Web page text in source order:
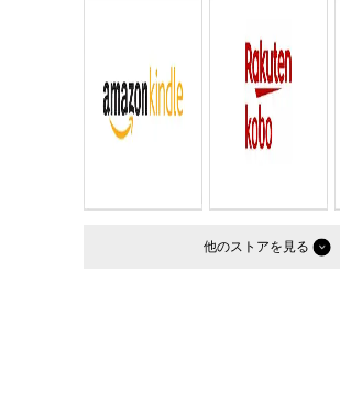
他のストア